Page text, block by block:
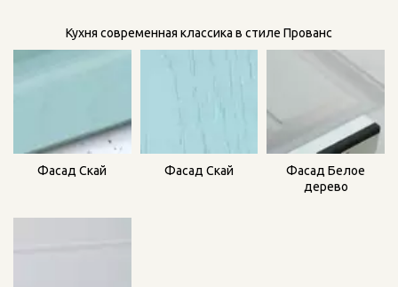
Кухня современная классика в стиле Прованс
Фасад Скай Фасад Скай
Фасад Белое
дерево